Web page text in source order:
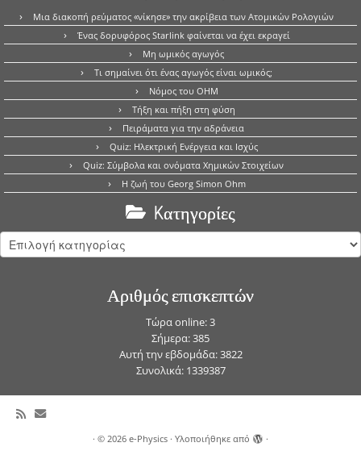
Μια διακοπή ρεύματος «νίκησε» την ακρίβεια των Ατομικών Ρολογιών
Ένας δορυφόρος Starlink φαίνεται να έχει εκραγεί
Μη ωμικός αγωγός
Τι σημαίνει ότι ένας αγωγός είναι ωμικός;
Νόμος του OHM
Τήξη και πήξη στη φύση
Πειράματα για την αδράνεια
Quiz: Ηλεκτρική Ενέργεια και Ισχύς
Quiz: Σύμβολα και ονόματα Χημικών Στοιχείων
Η ζωή του Georg Simon Ohm
Kατηγορίες
Kατηγορίες
Αριθμός επισκεπτών
Τώρα online: 3
Σήμερα: 385
Αυτή την εβδομάδα: 3822
Συνολικά: 1339387
· © 2026 e-Physics · Υλοποιήθηκε από ·